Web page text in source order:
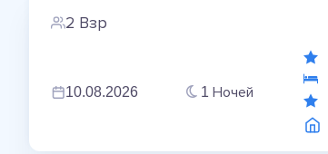
2 Взр
10.08.2026 1 Ночей